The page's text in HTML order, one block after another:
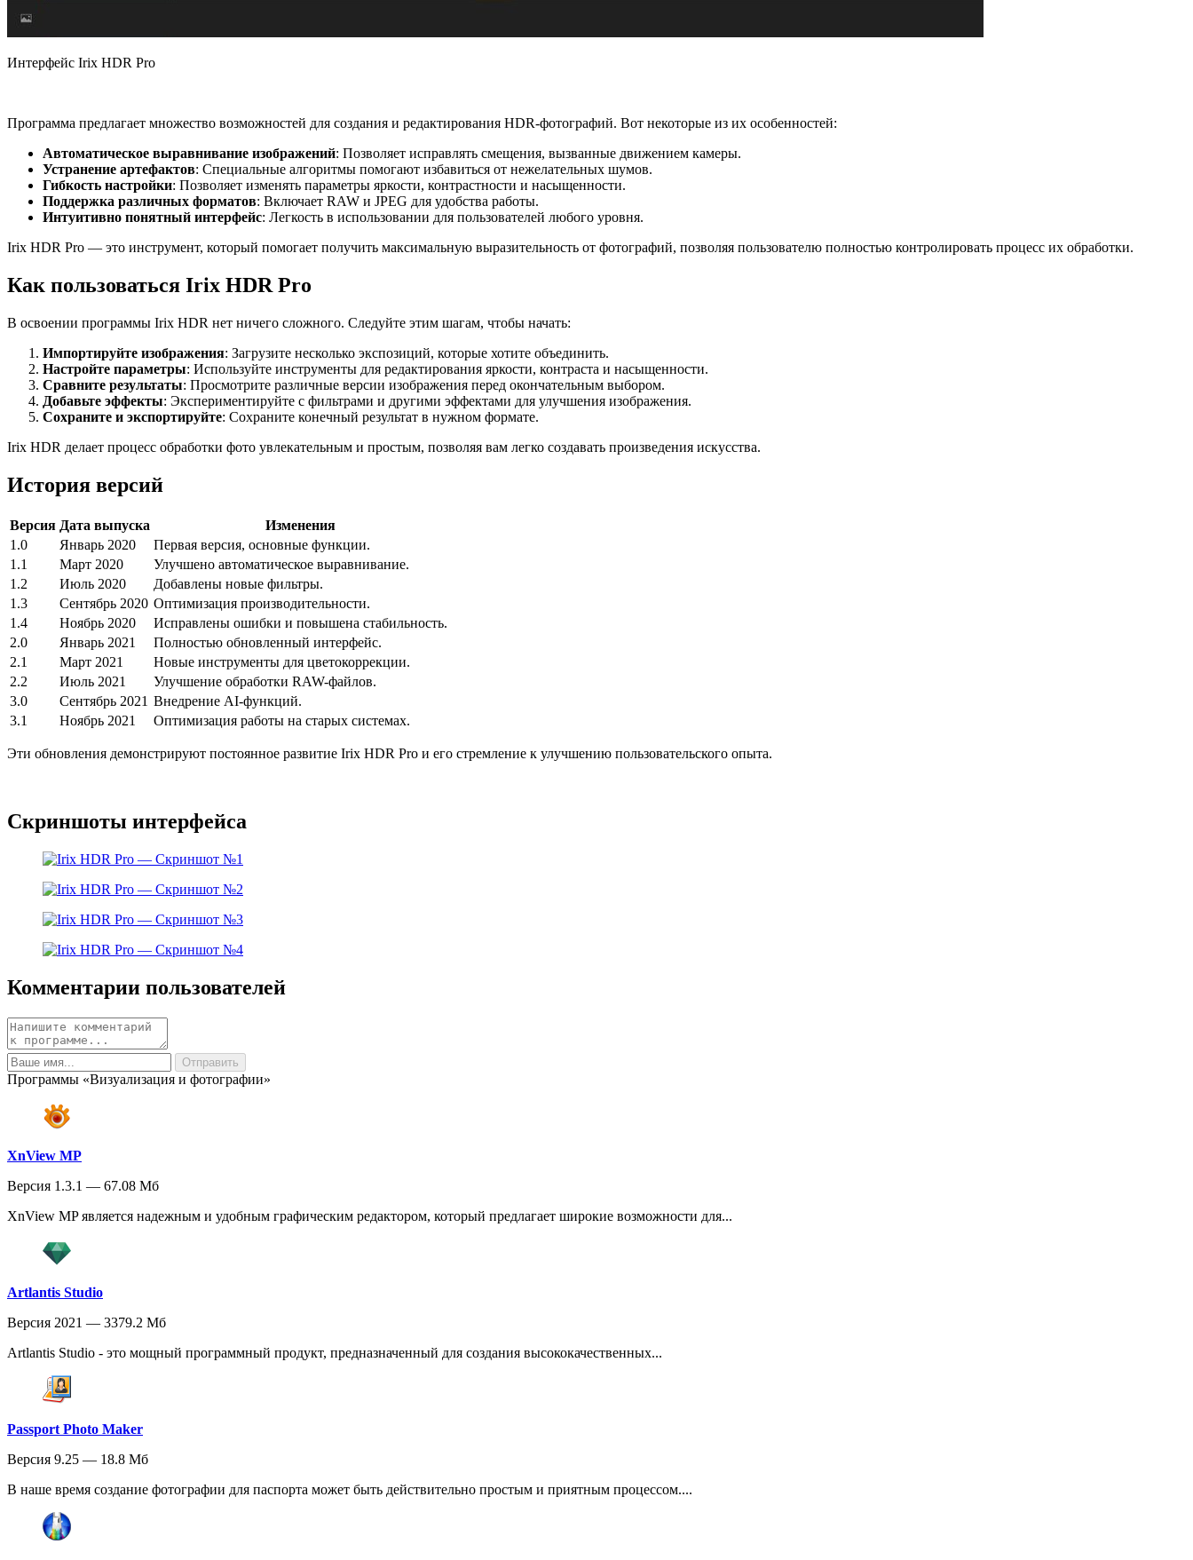
Интерфейс Irix HDR Pro
Программа предлагает множество возможностей для создания и редактирования HDR-фотографий. Вот некоторые из их особенностей:
Автоматическое выравнивание изображений: Позволяет исправлять смещения, вызванные движением камеры.
Устранение артефактов: Специальные алгоритмы помогают избавиться от нежелательных шумов.
Гибкость настройки: Позволяет изменять параметры яркости, контрастности и насыщенности.
Поддержка различных форматов: Включает RAW и JPEG для удобства работы.
Интуитивно понятный интерфейс: Легкость в использовании для пользователей любого уровня.
Irix HDR Pro — это инструмент, который помогает получить максимальную выразительность от фотографий, позволяя пользователю полностью контролировать процесс их обработки.
Как пользоваться Irix HDR Pro
В освоении программы Irix HDR нет ничего сложного. Следуйте этим шагам, чтобы начать:
Импортируйте изображения: Загрузите несколько экспозиций, которые хотите объединить.
Настройте параметры: Используйте инструменты для редактирования яркости, контраста и насыщенности.
Сравните результаты: Просмотрите различные версии изображения перед окончательным выбором.
Добавьте эффекты: Экспериментируйте с фильтрами и другими эффектами для улучшения изображения.
Сохраните и экспортируйте: Сохраните конечный результат в нужном формате.
Irix HDR делает процесс обработки фото увлекательным и простым, позволяя вам легко создавать произведения искусства.
История версий
Версия Дата выпуска
Изменения
1.0
Январь 2020
Первая версия, основные функции.
1.1
Март 2020
Улучшено автоматическое выравнивание.
1.2
Июль 2020
Добавлены новые фильтры.
1.3
Сентябрь 2020 Оптимизация производительности.
1.4
Ноябрь 2020
Исправлены ошибки и повышена стабильность.
2.0
Январь 2021
Полностью обновленный интерфейс.
2.1
Март 2021
Новые инструменты для цветокоррекции.
2.2
Июль 2021
Улучшение обработки RAW-файлов.
3.0
Сентябрь 2021 Внедрение AI-функций.
3.1
Ноябрь 2021 Оптимизация работы на старых системах.
Эти обновления демонстрируют постоянное развитие Irix HDR Pro и его стремление к улучшению пользовательского опыта.
Скриншоты интерфейса
Комментарии пользователей
Программы «Визуализация и фотографии»
XnView MP
Версия 1.3.1 — 67.08 Мб
XnView MP является надежным и удобным графическим редактором, который предлагает широкие возможности для...
Artlantis Studio
Версия 2021 — 3379.2 Мб
Artlantis Studio - это мощный программный продукт, предназначенный для создания высококачественных...
Passport Photo Maker
Версия 9.25 — 18.8 Мб
В наше время создание фотографии для паспорта может быть действительно простым и приятным процессом....